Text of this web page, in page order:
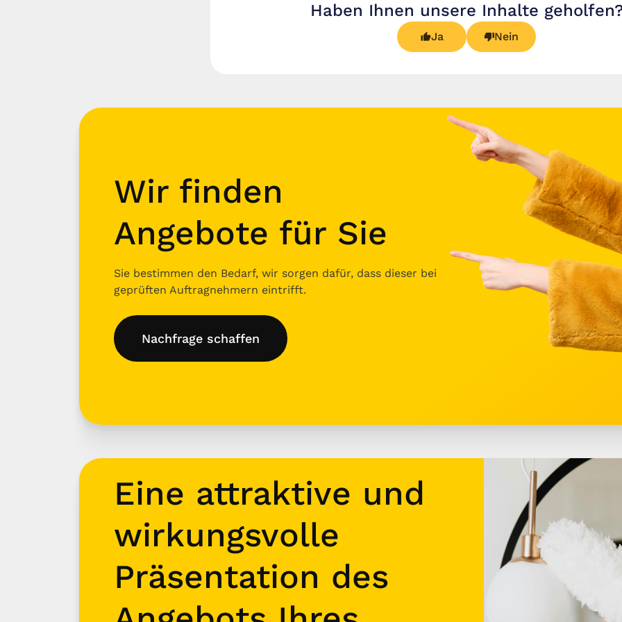
Haben Ihnen unsere Inhalte
Ja Nein
Wir finden
Angebote für Sie
Sie bestimmen den Bedarf, wir sorgen dafür, dass dieser bei
geprüften Auftragnehmern eintrifft.
Nachfrage schaffen
Eine attraktive und
wirkungsvolle
Präsentation des